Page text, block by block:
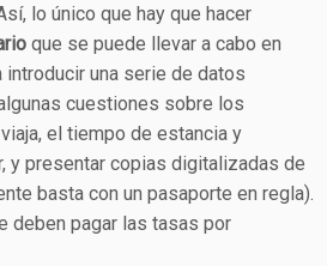
lo único que hay que hacer
que se puede llevar a cabo en
una serie de datos
cuestiones sobre los
el tiempo de estancia y
y presentar copias digitalizadas de
basta con un pasaporte en regla).
deben pagar las tasas por